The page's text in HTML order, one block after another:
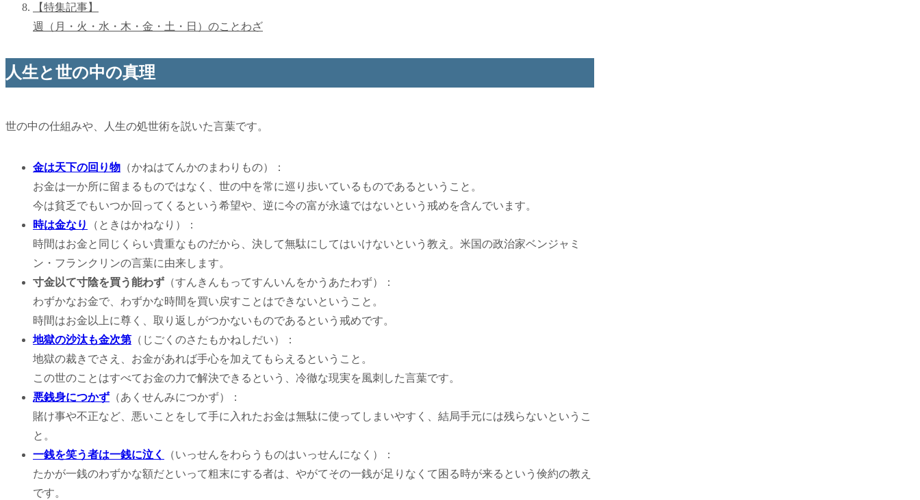
【特集記事】
週（月・火・水・木・金・土・日）のことわざ
人生と世の中の真理
世の中の仕組みや、人生の処世術を説いた言葉です。
金は天下の回り物 （かねはてんかのまわりもの）：
お金は一か所に留まるものではなく、世の中を常に巡り歩いているものであるということ。
今は貧乏でもいつか回ってくるという希望や、逆に今の富が永遠ではないという戒めを含んでいます。
時は金なり
（ときはかねなり）：
時間はお金と同じくらい貴重なものだから、決して無駄にしてはいけないという教え。米国の政治家ベンジャミ
ン・フランクリンの言葉に由来します。
寸金以て寸陰を買う能わず （すんきんもってすんいんをかうあたわず）：
わずかなお金で、わずかな時間を買い戻すことはできないということ。
時間はお金以上に尊く、取り返しがつかないものであるという戒めです。
地獄の沙汰も金次第 （じごくのさたもかねしだい）：
地獄の裁きでさえ、お金があれば手心を加えてもらえるということ。
この世のことはすべてお金の力で解決できるという、冷徹な現実を風刺した言葉です。
悪銭身につかず （あくせんみにつかず）：
賭け事や不正など、悪いことをして手に入れたお金は無駄に使ってしまいやすく、結局手元には残らないというこ
と。
一銭を笑う者は一銭に泣く
（いっせんをわらうものはいっせんになく）：
たかが一銭のわずかな額だといって粗末にする者は、やがてその一銭が足りなくて困る時が来るという倹約の教え
です。